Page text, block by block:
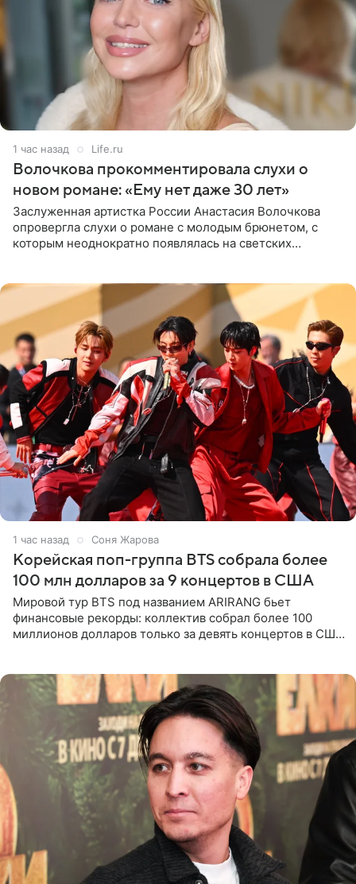
1 час назад Life.ru
Волочкова прокомментировала слухи о
новом романе: «Ему нет даже 30 лет»
Заслуженная артистка России Анастасия Волочкова
опровергла слухи о романе с молодым брюнетом, с
которым неоднократно появлялась на светских
1 час назад Соня Жарова
Корейская поп-группа BTS собрала более
100 млн долларов за 9 концертов в США
Мировой тур BTS под названием ARIRANG бьет
финансовые рекорды: коллектив собрал более 100
миллионов долларов только за девять концертов в США.